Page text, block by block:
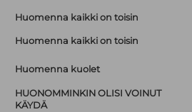
Huomenna kaikki on toisin
Huomenna kaikki on toisin
Huomenna kuolet
HUONOMMINKIN OLISI VOINUT
KÄYDÄ